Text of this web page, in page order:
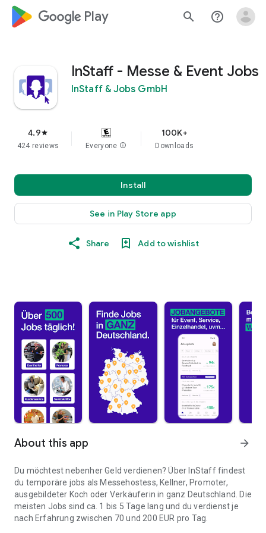
google_logo Play search help_outline
InStaff - Messe & Event Jobs
InStaff & Jobs GmbH
4.9star
424 reviews Everyone info
100K+
Downloads
Install
See in Play Store app
Share Add to wishlist
About this app arrow_forward
Du möchtest nebenher Geld verdienen? Über InStaff findest
du temporäre jobs als Messehostess, Kellner, Promoter,
ausgebildeter Koch oder Verkäuferin in ganz Deutschland. Die
meisten Jobs sind ca. 1 bis 5 Tage lang und du verdienst je
nach Erfahrung zwischen 70 und 200 EUR pro Tag.